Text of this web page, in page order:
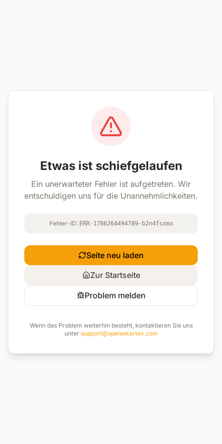
Etwas ist schiefgelaufen
Ein unerwarteter Fehler ist aufgetreten. Wir
entschuldigen uns für die Unannehmlichkeiten.
Fehler-ID: ERR-1786264494789-b2n4fsxmx
Seite neu laden
Zur Startseite
Problem melden
Wenn das Problem weiterhin besteht, kontaktieren Sie uns
unter support@speisekartex.com